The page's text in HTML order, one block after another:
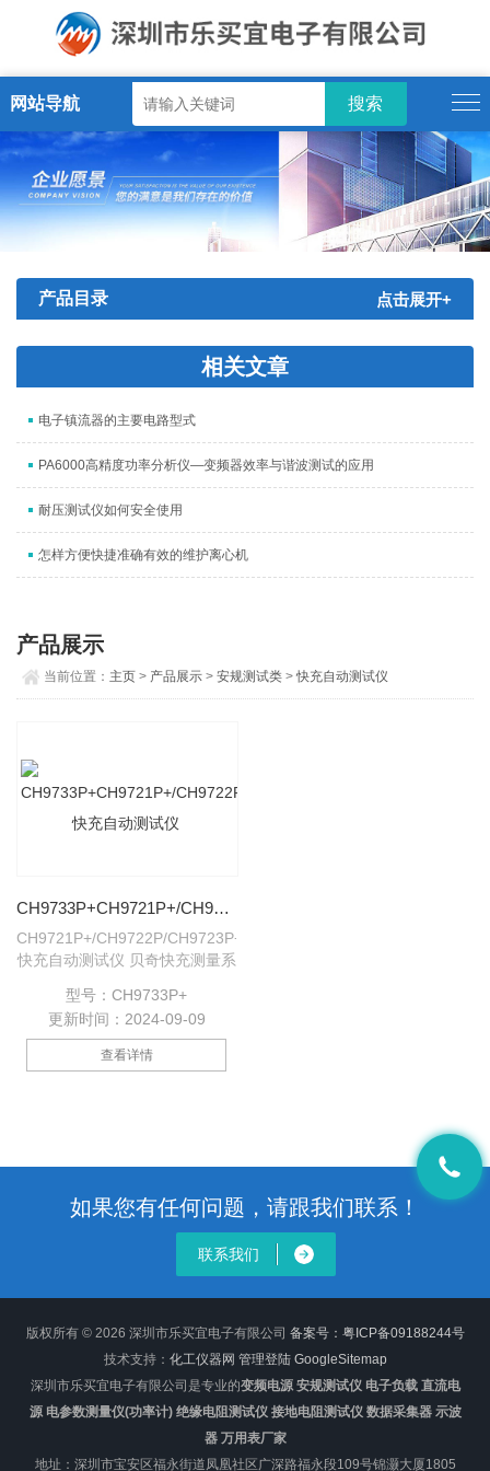
网站导航
产品目录 点击展开+
相关文章
电子镇流器的主要电路型式
PA6000高精度功率分析仪—变频器效率与谐波测试的应用
耐压测试仪如何安全使用
怎样方便快捷准确有效的维护离心机
产品展示
当前位置： 主页 > 产品展示 >安规测试类 >快充自动测试仪
CH9733P+CH9721P+/CH9722P/CH9723P+/快充自动测试仪
CH9721P+/CH9722P/CH9723P+/
快充自动测试仪 贝奇快充测量系
应用于
VOOC,VIVO,SFCP,FCP,SCP,PD3.0+USBpps，
PD2.0，QC2.0，QC3.0,
QC4+，MTK PE2.0，D+D-等各
型号：CH9733P+
更新时间：2024-09-09
查看详情
如果您有任何问题，请跟我们联系！
联系我们
版权所有 © 2026 深圳市乐买宜电子有限公司 备案号：粤ICP备09188244号
技术支持： 化工仪器网 管理登陆 GoogleSitemap
深圳市乐买宜电子有限公司是专业的变频电源 安规测试仪 电子负载 直流电
源 电参数测量仪(功率计) 绝缘电阻测试仪 接地电阻测试仪 数据采集器 示波
器 万用表厂家
地址：深圳市宝安区福永街道凤凰社区广深路福永段109号锦灏大厦1805